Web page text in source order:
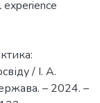
experience
/ І. А.
– 2024. –